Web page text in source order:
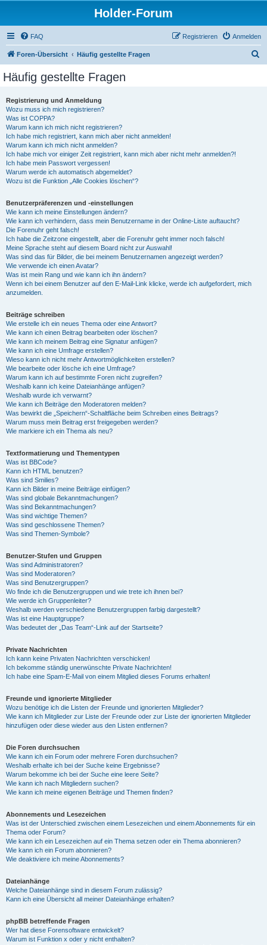
Holder-Forum
FAQ Anmelden
Registrieren
Foren-Übersicht Häufig gestellte Fragen
Häufig gestellte Fragen
Registrierung und Anmeldung
Wozu muss ich mich registrieren?
Was ist COPPA?
Warum kann ich mich nicht registrieren?
Ich habe mich registriert, kann mich aber nicht anmelden!
Warum kann ich mich nicht anmelden?
Ich habe mich vor einiger Zeit registriert, kann mich aber nicht mehr anmelden?!
Ich habe mein Passwort vergessen!
Warum werde ich automatisch abgemeldet?
Wozu ist die Funktion „Alle Cookies löschen“?
Benutzerpräferenzen und -einstellungen
Wie kann ich meine Einstellungen ändern?
Wie kann ich verhindern, dass mein Benutzername in der Online-Liste auftaucht?
Die Forenuhr geht falsch!
Ich habe die Zeitzone eingestellt, aber die Forenuhr geht immer noch falsch!
Meine Sprache steht auf diesem Board nicht zur Auswahl!
Was sind das für Bilder, die bei meinem Benutzernamen angezeigt werden?
Wie verwende ich einen Avatar?
Was ist mein Rang und wie kann ich ihn ändern?
Wenn ich bei einem Benutzer auf den E-Mail-Link klicke, werde ich aufgefordert, mich
anzumelden.
Beiträge schreiben
Wie erstelle ich ein neues Thema oder eine Antwort?
Wie kann ich einen Beitrag bearbeiten oder löschen?
Wie kann ich meinem Beitrag eine Signatur anfügen?
Wie kann ich eine Umfrage erstellen?
Wieso kann ich nicht mehr Antwortmöglichkeiten erstellen?
Wie bearbeite oder lösche ich eine Umfrage?
Warum kann ich auf bestimmte Foren nicht zugreifen?
Weshalb kann ich keine Dateianhänge anfügen?
Weshalb wurde ich verwarnt?
Wie kann ich Beiträge den Moderatoren melden?
Was bewirkt die „Speichern“-Schaltfläche beim Schreiben eines Beitrags?
Warum muss mein Beitrag erst freigegeben werden?
Wie markiere ich ein Thema als neu?
Textformatierung und Thementypen
Was ist BBCode?
Kann ich HTML benutzen?
Was sind Smilies?
Kann ich Bilder in meine Beiträge einfügen?
Was sind globale Bekanntmachungen?
Was sind Bekanntmachungen?
Was sind wichtige Themen?
Was sind geschlossene Themen?
Was sind Themen-Symbole?
Benutzer-Stufen und Gruppen
Was sind Administratoren?
Was sind Moderatoren?
Was sind Benutzergruppen?
Wo finde ich die Benutzergruppen und wie trete ich ihnen bei?
Wie werde ich Gruppenleiter?
Weshalb werden verschiedene Benutzergruppen farbig dargestellt?
Was ist eine Hauptgruppe?
Was bedeutet der „Das Team“-Link auf der Startseite?
Private Nachrichten
Ich kann keine Privaten Nachrichten verschicken!
Ich bekomme ständig unerwünschte Private Nachrichten!
Ich habe eine Spam-E-Mail von einem Mitglied dieses Forums erhalten!
Freunde und ignorierte Mitglieder
Wozu benötige ich die Listen der Freunde und ignorierten Mitglieder?
Wie kann ich Mitglieder zur Liste der Freunde oder zur Liste der ignorierten Mitglieder
hinzufügen oder diese wieder aus den Listen entfernen?
Die Foren durchsuchen
Wie kann ich ein Forum oder mehrere Foren durchsuchen?
Weshalb erhalte ich bei der Suche keine Ergebnisse?
Warum bekomme ich bei der Suche eine leere Seite?
Wie kann ich nach Mitgliedern suchen?
Wie kann ich meine eigenen Beiträge und Themen finden?
Abonnements und Lesezeichen
Was ist der Unterschied zwischen einem Lesezeichen und einem Abonnements für ein
Thema oder Forum?
Wie kann ich ein Lesezeichen auf ein Thema setzen oder ein Thema abonnieren?
Wie kann ich ein Forum abonnieren?
Wie deaktiviere ich meine Abonnements?
Dateianhänge
Welche Dateianhänge sind in diesem Forum zulässig?
Kann ich eine Übersicht all meiner Dateianhänge erhalten?
phpBB betreffende Fragen
Wer hat diese Forensoftware entwickelt?
Warum ist Funktion x oder y nicht enthalten?